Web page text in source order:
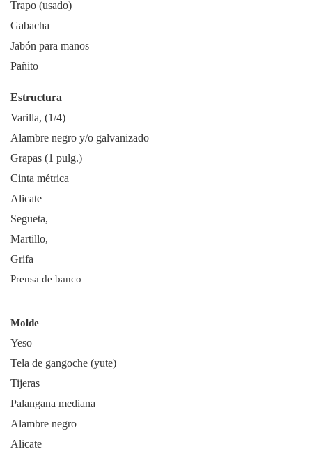
Trapo (usado)
Gabacha
Jabón para manos
Pañito
Estructura
Varilla, (1/4)
Alambre negro y/o galvanizado
Grapas (1 pulg.)
Cinta métrica
Alicate
Segueta,
Martillo,
Grifa
Prensa de banco
Molde
Yeso
Tela de gangoche (yute)
Tijeras
Palangana mediana
Alambre negro
Alicate